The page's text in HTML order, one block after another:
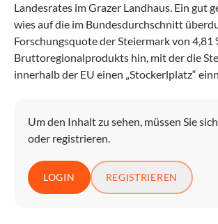
Landesrates im Grazer Landhaus. Ein gut
wies auf die im Bundesdurchschnitt
Forschungsquote der Steiermark von 4,81
Bruttoregionalprodukts hin, mit der die
innerhalb der EU einen „Stockerlplatz“
Um den Inhalt zu sehen, müssen Sie
oder registrieren.
LOGIN REGISTRIEREN